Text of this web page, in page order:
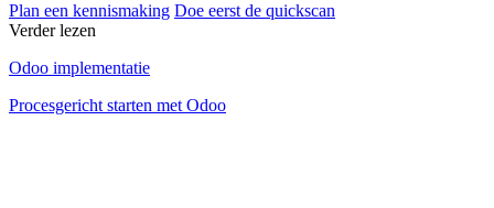
Plan een kennismaking Doe eerst de quickscan
Verder lezen
Odoo implementatie
Procesgericht starten met Odoo